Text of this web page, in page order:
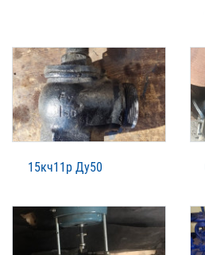
15кч11р Ду50